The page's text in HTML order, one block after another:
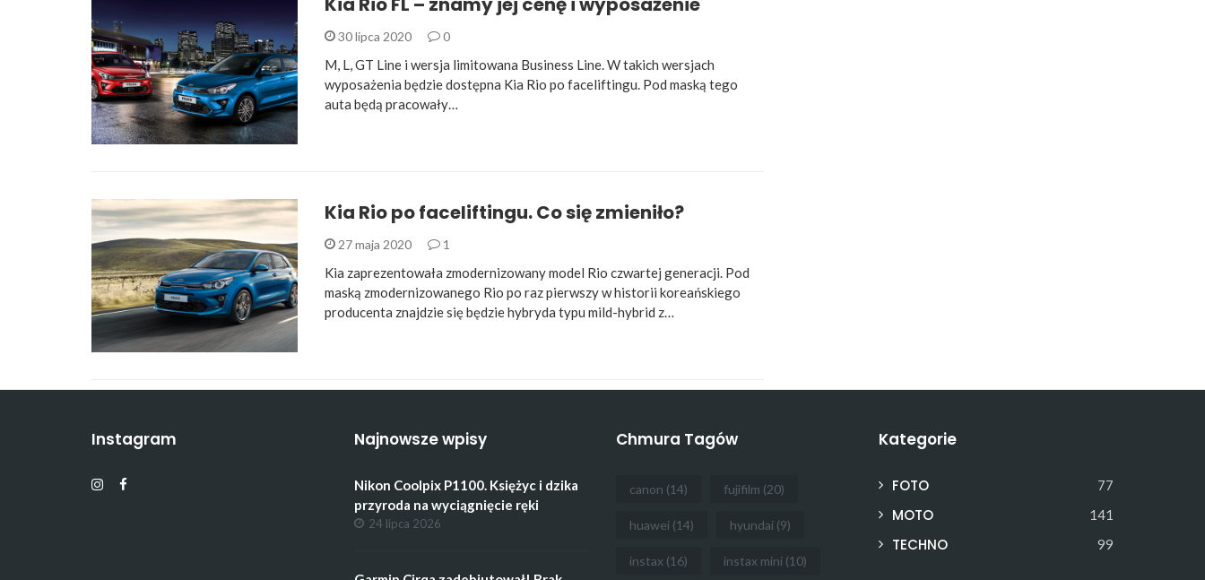
30 lipca 2020 0
M, L, GT Line i wersja limitowana Business Line. W takich wersjach
wyposażenia będzie dostępna Kia Rio po faceliftingu. Pod maską tego
auta będą pracowały…
Kia Rio po faceliftingu. Co się zmieniło?
27 maja 2020 1
Kia zaprezentowała zmodernizowany model Rio czwartej generacji. Pod
maską zmodernizowanego Rio po raz pierwszy w historii koreańskiego
producenta znajdzie się będzie hybryda typu mild-hybrid z…
Instagram Najnowsze wpisy
Nikon Coolpix P1100. Księżyc i dzika
przyroda na wyciągnięcie ręki
24 lipca 2026
Chmura Tagów
canon (14) fujifilm (20)
huawei (14) hyundai (9)
instax (16) instax mini (10)
Kategorie
FOTO 77
MOTO 141
TECHNO 99